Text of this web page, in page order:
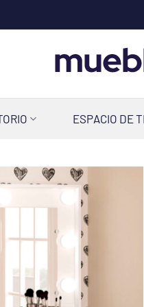
ESPACIO DE